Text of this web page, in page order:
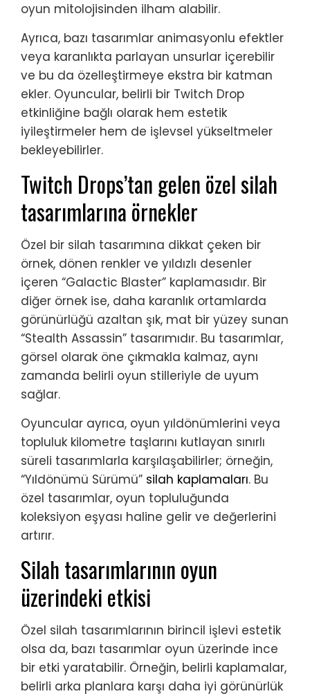
oyun mitolojisinden ilham alabilir.
Ayrıca, bazı tasarımlar animasyonlu efektler
veya karanlıkta parlayan unsurlar içerebilir
ve bu da özelleştirmeye ekstra bir katman
ekler. Oyuncular, belirli bir Twitch Drop
etkinliğine bağlı olarak hem estetik
iyileştirmeler hem de işlevsel yükseltmeler
bekleyebilirler.
Twitch Drops’tan gelen özel silah
tasarımlarına örnekler
Özel bir silah tasarımına dikkat çeken bir
örnek, dönen renkler ve yıldızlı desenler
içeren “Galactic Blaster” kaplamasıdır. Bir
diğer örnek ise, daha karanlık ortamlarda
görünürlüğü azaltan şık, mat bir yüzey sunan
“Stealth Assassin” tasarımıdır. Bu tasarımlar,
görsel olarak öne çıkmakla kalmaz, aynı
zamanda belirli oyun stilleriyle de uyum
sağlar.
Oyuncular ayrıca, oyun yıldönümlerini veya
topluluk kilometre taşlarını kutlayan sınırlı
süreli tasarımlarla karşılaşabilirler; örneğin,
“Yıldönümü Sürümü” silah kaplamaları. Bu
özel tasarımlar, oyun topluluğunda
koleksiyon eşyası haline gelir ve değerlerini
artırır.
Silah tasarımlarının oyun
üzerindeki etkisi
Özel silah tasarımlarının birincil işlevi estetik
olsa da, bazı tasarımlar oyun üzerinde ince
bir etki yaratabilir. Örneğin, belirli kaplamalar,
belirli arka planlara karşı daha iyi görünürlük